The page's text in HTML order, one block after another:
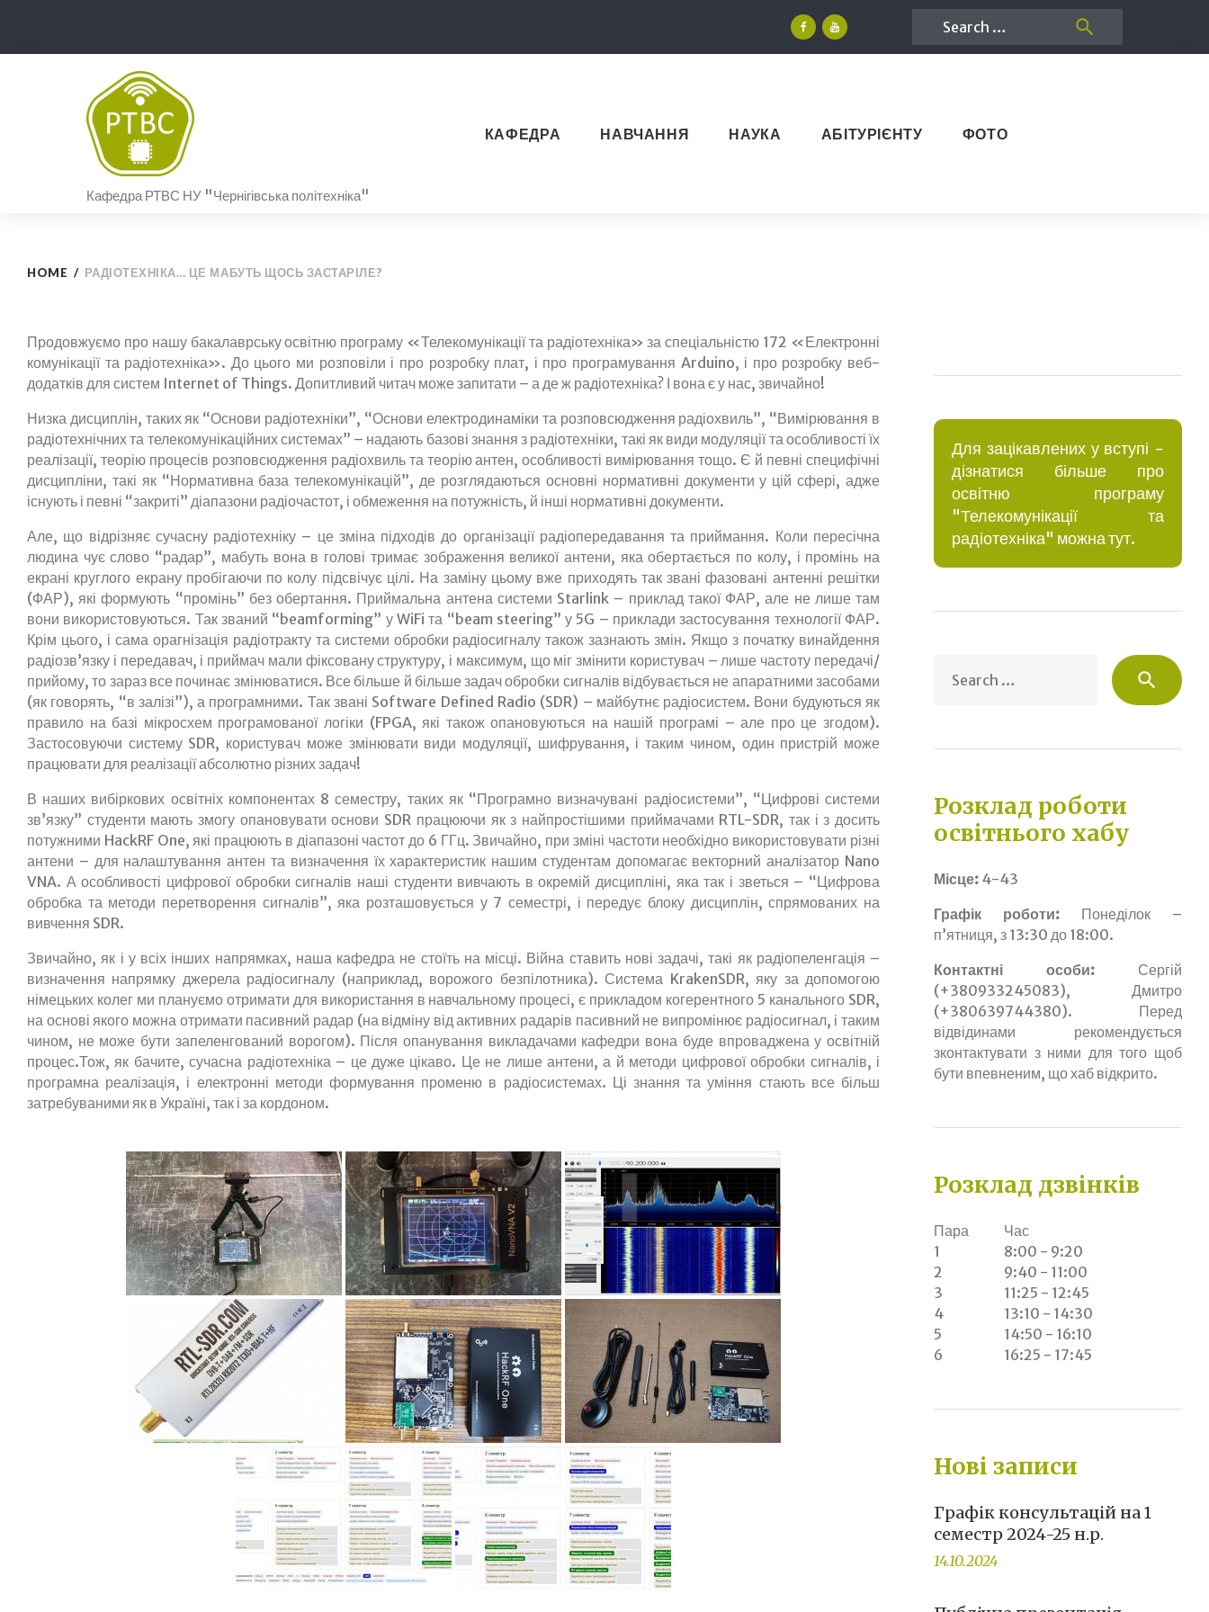
content
for:
search
Facebook
YouTube
Кафедра РТВС НУ "Чернігівська політехніка"
КАФЕДРА НАВЧАННЯ НАУКА АБІТУРІЄНТУ ФОТО
HOME / РАДІОТЕХНІКА… ЦЕ МАБУТЬ ЩОСЬ ЗАСТАРІЛЕ?
Радіотехніка...
Це
мабуть
щось
застаріле?
Продовжуємо про нашу бакалаврську освітню програму «Телекомунікації та радіотехніка» за спеціальністю 172 «Електронні
комунікації та радіотехніка». До цього ми розповіли і про розробку плат, і про програмування Arduino, і про розробку веб-
додатків для систем Internet of Things. Допитливий читач може запитати – а де ж радіотехніка? І вона є у нас, звичайно!
Низка дисциплін, таких як “Основи радіотехніки”, “Основи електродинаміки та розповсюдження радіохвиль”, “Вимірювання в
радіотехнічних та телекомунікаційних системах” – надають базові знання з радіотехніки, такі як види модуляції та особливості їх
реалізації, теорію процесів розповсюдження радіохвиль та теорію антен, особливості вимірювання тощо. Є й певні специфічні
дисципліни, такі як “Нормативна база телекомунікацій”, де розглядаються основні нормативні документи у цій сфері, адже
існують і певні “закриті” діапазони радіочастот, і обмеження на потужність, й інші нормативні документи.
Але, що відрізняє сучасну радіотехніку – це зміна підходів до організації радіопередавання та приймання. Коли пересічна
людина чує слово “радар”, мабуть вона в голові тримає зображення великої антени, яка обертається по колу, і промінь на
екрані круглого екрану пробігаючи по колу підсвічує цілі. На заміну цьому вже приходять так звані фазовані антенні решітки
(ФАР), які формують “промінь” без обертання. Приймальна антена системи Starlink – приклад такої ФАР, але не лише там
вони використовуються. Так званий “beamforming” у WiFi та “beam steering” у 5G – приклади застосування технології ФАР.
Крім цього, і сама орагнізація радіотракту та системи обробки радіосигналу також зазнають змін. Якщо з початку винайдення
радіозв’язку і передавач, і приймач мали фіксовану структуру, і максимум, що міг змінити користувач – лише частоту передачі/
прийому, то зараз все починає змінюватися. Все більше й більше задач обробки сигналів відбувається не апаратними засобами
(як говорять, “в залізі”), а програмними. Так звані Software Defined Radio (SDR) – майбутнє радіосистем. Вони будуються як
правило на базі мікросхем програмованої логіки (FPGA, які також опановуються на нашій програмі – але про це згодом).
Застосовуючи систему SDR, користувач може змінювати види модуляції, шифрування, і таким чином, один пристрій може
працювати для реалізації абсолютно різних задач!
В наших вибіркових освітніх компонентах 8 семестру, таких як “Програмно визначувані радіосистеми”, “Цифрові системи
зв’язку” студенти мають змогу опановувати основи SDR працюючи як з найпростішими приймачами RTL-SDR, так і з досить
потужними HackRF One, які працюють в діапазоні частот до 6 ГГц. Звичайно, при зміні частоти необхідно використовувати різні
антени – для налаштування антен та визначення їх характеристик нашим студентам допомагає векторний аналізатор Nano
VNA. А особливості цифрової обробки сигналів наші студенти вивчають в окремій дисципліні, яка так і зветься – “Цифрова
обробка та методи перетворення сигналів”, яка розташовується у 7 семестрі, і передує блоку дисциплін, спрямованих на
вивчення SDR.
Звичайно, як і у всіх інших напрямках, наша кафедра не стоїть на місці. Війна ставить нові задачі, такі як радіопеленгація –
визначення напрямку джерела радіосигналу (наприклад, ворожого безпілотника). Система KrakenSDR, яку за допомогою
німецьких колег ми плануємо отримати для використання в навчальному процесі, є прикладом когерентного 5 канального SDR,
на основі якого можна отримати пасивний радар (на відміну від активних радарів пасивний не випромінює радіосигнал, і таким
чином, не може бути запеленгований ворогом). Після опанування викладачами кафедри вона буде впроваджена у освітній
процес.Тож, як бачите, сучасна радіотехніка – це дуже цікаво. Це не лише антени, а й методи цифрової обробки сигналів, і
програмна реалізація, і електронні методи формування променю в радіосистемах. Ці знання та уміння стають все більш
затребуваними як в Україні, так і за кордоном.
Для зацікавлених у вступі -
дізнатися більше про
освітню програму
"Телекомунікації та
радіотехніка" можна тут.
search
Розклад роботи
освітнього хабу
Місце: 4-43
Графік роботи: Понеділок –
п’ятниця, з 13:30 до 18:00.
Контактні особи: Сергій
(+380933245083), Дмитро
(+380639744380). Перед
відвідинами рекомендується
зконтактувати з ними для того щоб
бути впевненим, що хаб відкрито.
Розклад дзвінків
Пара
Час
1
8:00 - 9:20
2
9:40 - 11:00
3
11:25 - 12:45
4
13:10 - 14:30
5
14:50 - 16:10
6
16:25 - 17:45
Нові записи
Графік консультацій на 1
семестр 2024-25 н.р.
14.10.2024